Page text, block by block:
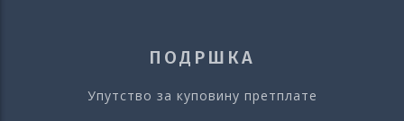
ПОДРШКА
Упутство за куповину претплате